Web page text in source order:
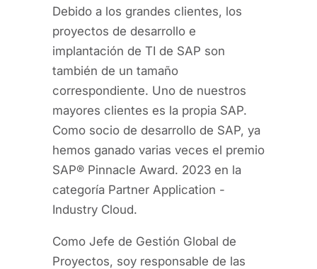
Debido a los grandes clientes, los
proyectos de desarrollo e
implantación de TI de SAP son
también de un tamaño
correspondiente. Uno de nuestros
mayores clientes es la propia SAP.
Como socio de desarrollo de SAP, ya
hemos ganado varias veces el premio
SAP® Pinnacle Award. 2023 en la
categoría Partner Application -
Industry Cloud.
Como Jefe de Gestión Global de
Proyectos, soy responsable de las